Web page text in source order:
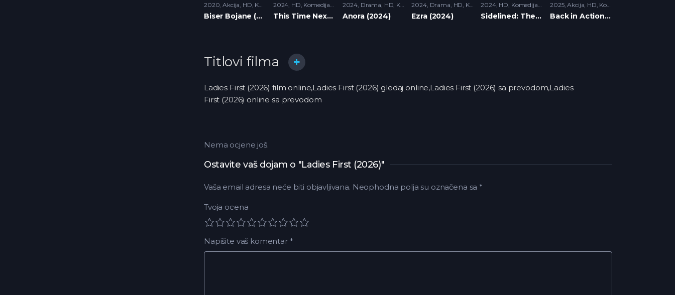
2020 Akcija, HD, Komedija
Biser Bojane (2017)
2024 HD, Komedija,Romantika
This Time Next Year (2024)
2024 Drama, HD, Komedija ,Romantika
Anora (2024)
2024 Drama, HD, Komedija
Ezra (2024)
2024 HD, Komedija,Romantika
Sidelined: The QB & Me (2024)
2025 Akcija, HD, Komedija
Back in Action (2025)
Titlovi filma
Ladies First (2026) film online,Ladies First (2026) gledaj online,Ladies First (2026) sa prevodom,Ladies
First (2026) online sa prevodom
Ostavite vaš dojam o "Ladies First (2026)"
Vaša email adresa neće biti objavljivana. Neophodna polja su označena sa *
Tvoja ocena
Napišite vaš komentar *
Nema ocjene još.